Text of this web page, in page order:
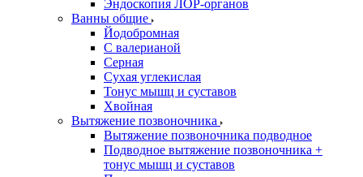
Эндоскопия ЛОР-органов
Ванны общие
Йодобромная
С валерианой
Серная
Сухая углекислая
Тонус мышц и суставов
Хвойная
Вытяжение позвоночника
Вытяжение позвоночника подводное
Подводное вытяжение позвоночника +
тонус мышц и суставов